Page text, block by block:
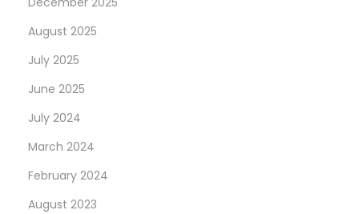
August 2025
July 2025
June 2025
July 2024
March 2024
February 2024
August 2023